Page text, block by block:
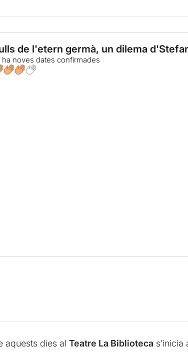
de l'etern germà, un dilema
ha noves dates confirmades
aquests dies al Teatre La Biblioteca